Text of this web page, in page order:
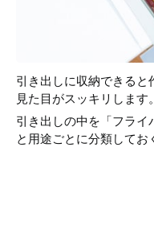
引き出しに収納できる
見た目がスッキリします。
引き出しの中を「フライ
と用途ごとに分類してお